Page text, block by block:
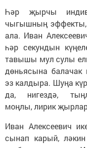
Һәр җырчы
чыгышның эффекты,
ала. Иван
һәр секундын
тавышы мул сулы
дөньясына
эз калдыра. Шуңа
да, нигездә,
моңлы, лирик
Иван Алексеевич
сынап карый,